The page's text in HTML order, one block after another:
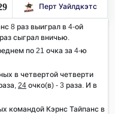
Перт Уайлдкэтс
8 раз выиграл в 4-ой
сыграл вничью.
по 21 очка за 4-ю
в четвертой четверти
24 очко(в) - 3 раза. И в
командой Кэрнс Тайпанс в